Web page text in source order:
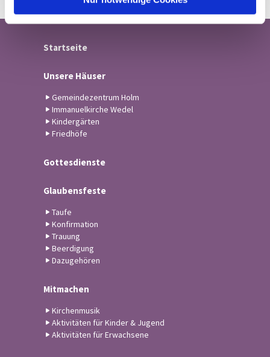
Startseite
Unsere Häuser
Gemeindezentrum Holm
Immanuelkirche Wedel
Kindergärten
Friedhöfe
Gottesdienste
Glaubensfeste
Taufe
Konfirmation
Trauung
Beerdigung
Dazugehören
Mitmachen
Kirchenmusik
Aktivitäten für Kinder & Jugend
Aktivitäten für Erwachsene